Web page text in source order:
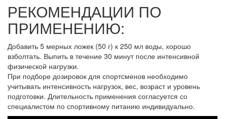
РЕКОМЕНДАЦИИ ПО
ПРИМЕНЕНИЮ:
Добавить 5 мерных ложек (50 г) к 250 мл воды, хорошо
взболтать. Выпить в течение 30 минут после интенсивной
физической нагрузки.
При подборе дозировок для спортсменов необходимо
учитывать интенсивность нагрузок, вес, возраст и уровень
подготовки. Длительность применения согласуется со
специалистом по спортивному питанию индивидуально.